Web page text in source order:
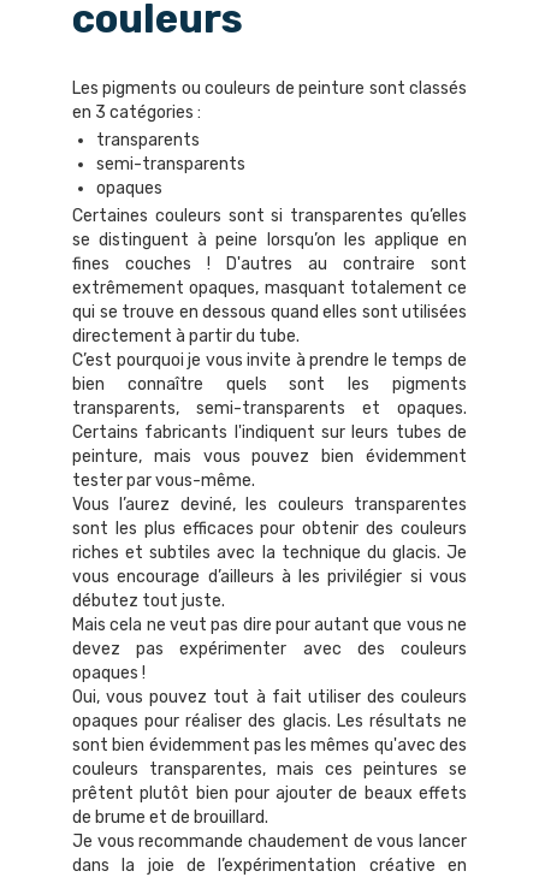
couleurs
Les pigments ou couleurs de peinture sont classés
en 3 catégories :
transparents
semi-transparents
opaques
Certaines couleurs sont si transparentes qu’elles
se distinguent à peine lorsqu’on les applique en
fines couches ! D'autres au contraire sont
extrêmement opaques, masquant totalement ce
qui se trouve en dessous quand elles sont utilisées
directement à partir du tube.
C’est pourquoi je vous invite à prendre le temps de
bien connaître quels sont les pigments
transparents, semi-transparents et opaques.
Certains fabricants l'indiquent sur leurs tubes de
peinture, mais vous pouvez bien évidemment
tester par vous-même.
Vous l’aurez deviné, les couleurs transparentes
sont les plus efficaces pour obtenir des couleurs
riches et subtiles avec la technique du glacis. Je
vous encourage d’ailleurs à les privilégier si vous
débutez tout juste.
Mais cela ne veut pas dire pour autant que vous ne
devez pas expérimenter avec des couleurs
opaques !
Oui, vous pouvez tout à fait utiliser des couleurs
opaques pour réaliser des glacis. Les résultats ne
sont bien évidemment pas les mêmes qu'avec des
couleurs transparentes, mais ces peintures se
prêtent plutôt bien pour ajouter de beaux effets
de brume et de brouillard.
Je vous recommande chaudement de vous lancer
dans la joie de l’expérimentation créative en